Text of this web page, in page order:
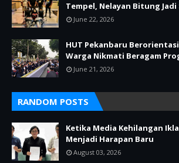
Tempel, Nelayan Bitung Jadi
June 22, 2026
HUT Pekanbaru
Warga Nikmati Beragam
June 21, 2026
RANDOM POSTS
Ketika Media Kehilangan
Menjadi Harapan Baru
August 03, 2026